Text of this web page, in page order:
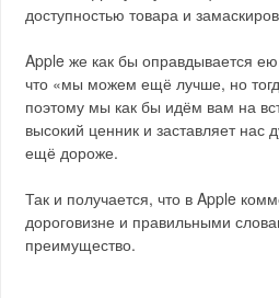
доступностью товара и
Apple же как бы оправдывается
что «мы можем ещё лучше, но
поэтому мы как бы идём вам на
высокий ценник и заставляет нас
ещё дороже.
Так и получается, что в Apple
дороговизне и правильными
преимущество.